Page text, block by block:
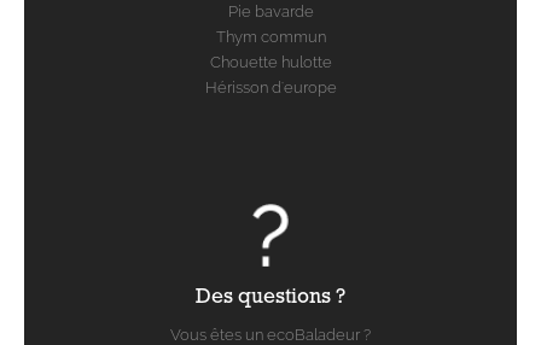
Pie bavarde
Thym commun
Chouette hulotte
Hérisson d'europe
Des questions ?
Vous êtes un ecoBaladeur ?